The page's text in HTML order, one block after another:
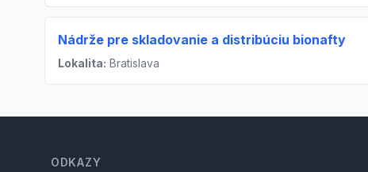
Nádrže pre skladovanie a distribúciu bionafty
Lokalita: Bratislava
ODKAZY